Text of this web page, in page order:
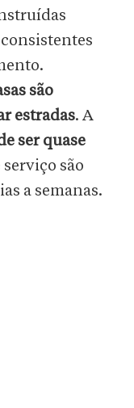
são
estradas. A
ser quase
são
a semanas.